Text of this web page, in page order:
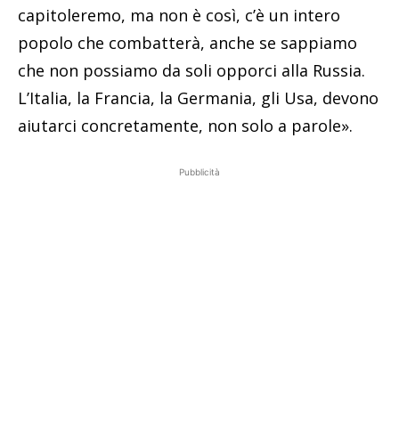
capitoleremo, ma non è così, c’è un intero
popolo che combatterà, anche se sappiamo
che non possiamo da soli opporci alla Russia.
L’Italia, la Francia, la Germania, gli Usa, devono
aiutarci concretamente, non solo a parole».
Pubblicità